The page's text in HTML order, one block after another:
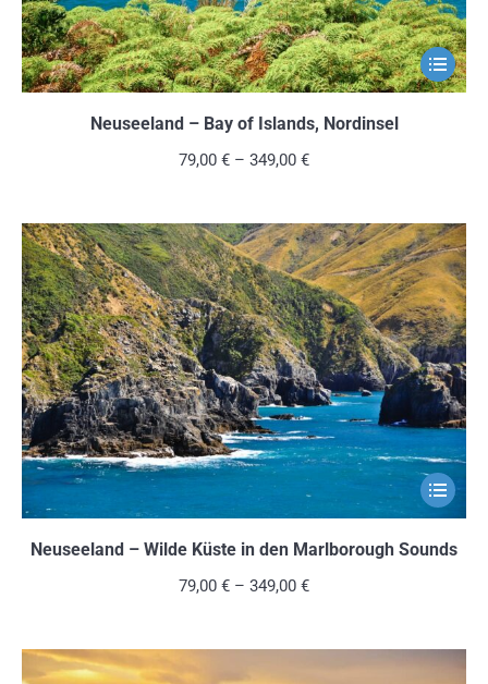
werden
Dieses
Produkt
Die
Optionen
können
auf
der
gewählt
werden
Neuseeland – Bay of Islands, Nordinsel
79,00 € – 349,00 €
Dieses
Produkt
weist
Neuseeland – Wilde Küste in den Marlborough Sounds
79,00 € – 349,00 €